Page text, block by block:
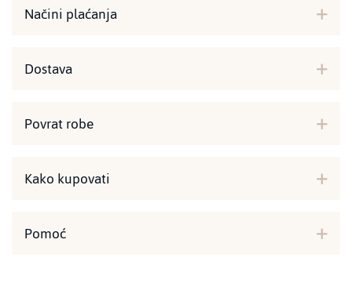
Načini plaćanja
Dostava
Povrat robe
Kako kupovati
Pomoć